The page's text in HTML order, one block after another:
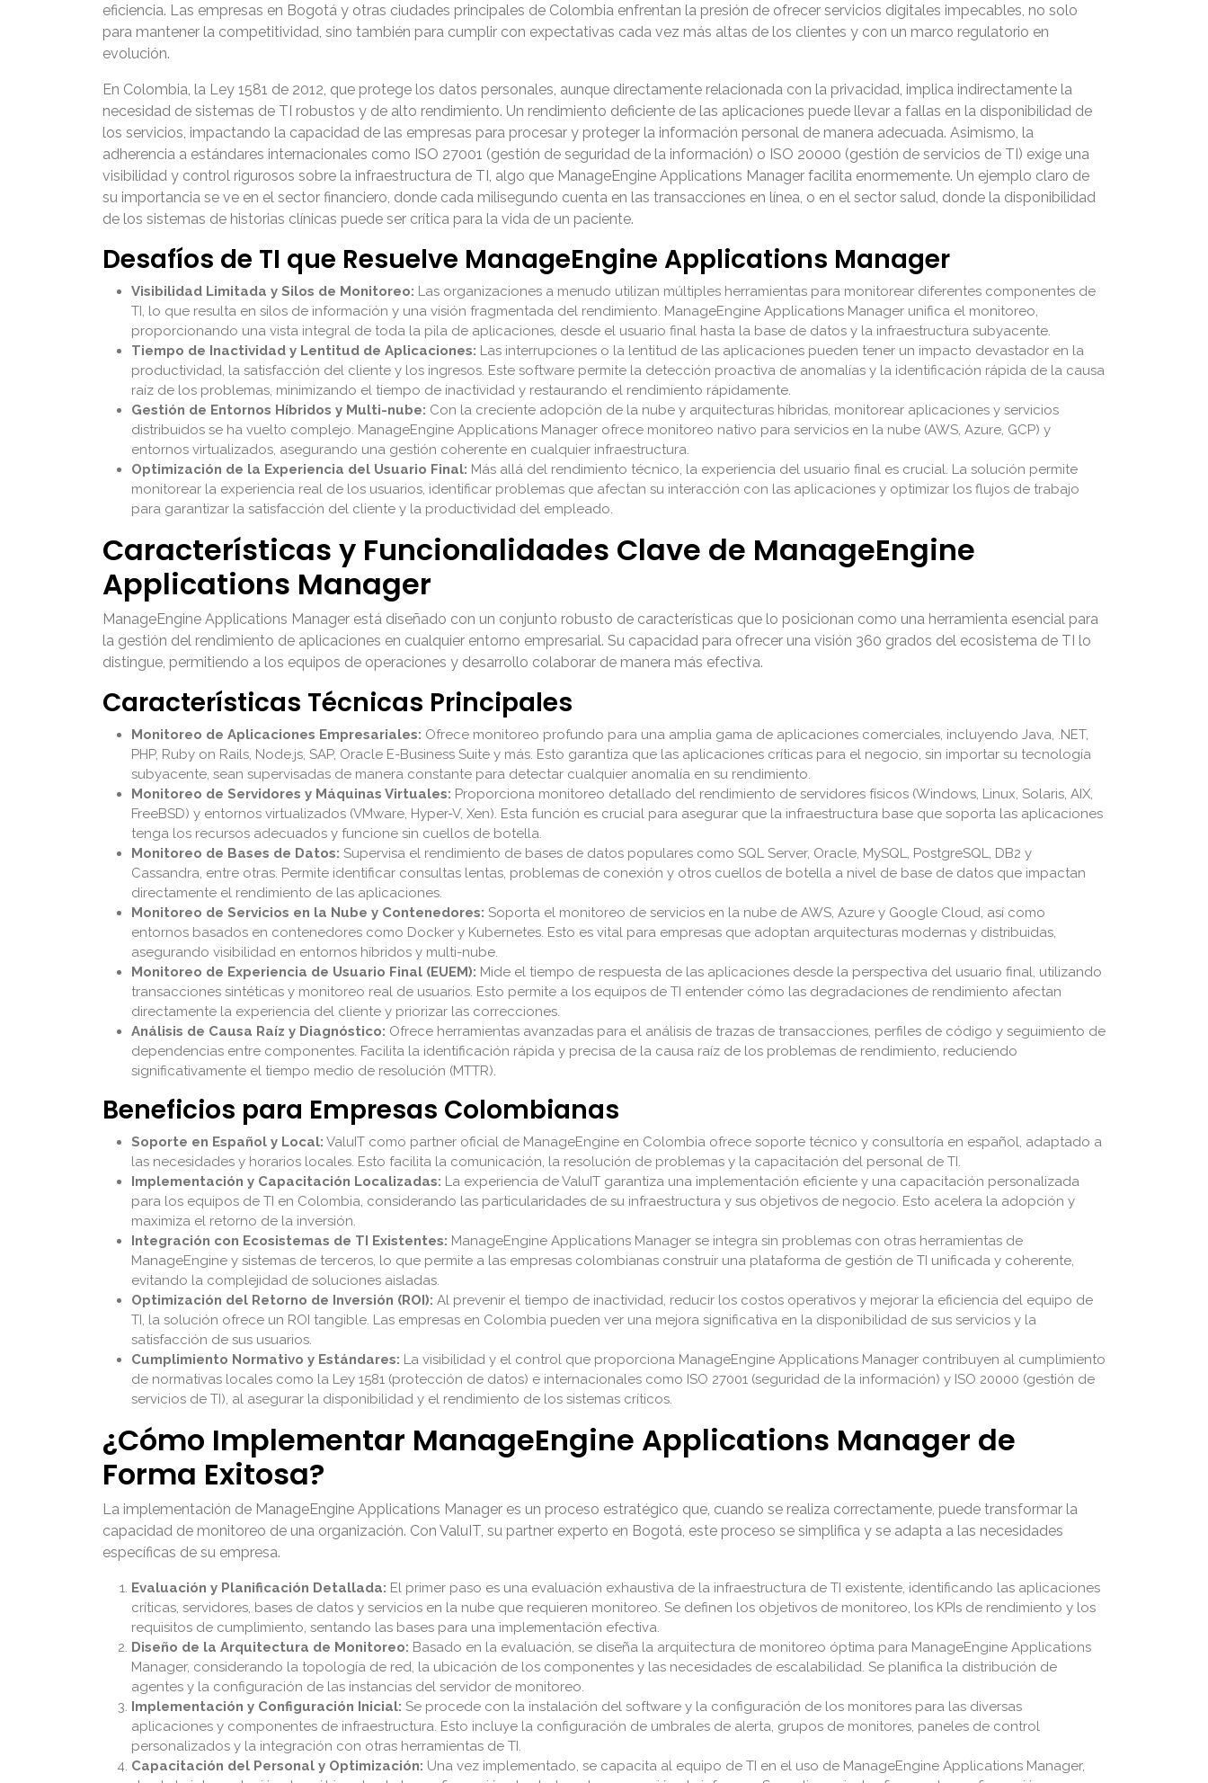
eficiencia. Las empresas en Bogotá y otras ciudades principales de Colombia enfrentan la presión de ofrecer servicios digitales impecables, no solo
para mantener la competitividad, sino también para cumplir con expectativas cada vez más altas de los clientes y con un marco regulatorio en
evolución.
En Colombia, la Ley 1581 de 2012, que protege los datos personales, aunque directamente relacionada con la privacidad, implica indirectamente la
necesidad de sistemas de TI robustos y de alto rendimiento. Un rendimiento deficiente de las aplicaciones puede llevar a fallas en la disponibilidad de
los servicios, impactando la capacidad de las empresas para procesar y proteger la información personal de manera adecuada. Asimismo, la
adherencia a estándares internacionales como ISO 27001 (gestión de seguridad de la información) o ISO 20000 (gestión de servicios de TI) exige una
visibilidad y control rigurosos sobre la infraestructura de TI, algo que ManageEngine Applications Manager facilita enormemente. Un ejemplo claro de
su importancia se ve en el sector financiero, donde cada milisegundo cuenta en las transacciones en línea, o en el sector salud, donde la disponibilidad
de los sistemas de historias clínicas puede ser crítica para la vida de un paciente.
Desafíos de TI que Resuelve ManageEngine Applications Manager
Visibilidad Limitada y Silos de Monitoreo: Las organizaciones a menudo utilizan múltiples herramientas para monitorear diferentes componentes de
TI, lo que resulta en silos de información y una visión fragmentada del rendimiento. ManageEngine Applications Manager unifica el monitoreo,
proporcionando una vista integral de toda la pila de aplicaciones, desde el usuario final hasta la base de datos y la infraestructura subyacente.
Tiempo de Inactividad y Lentitud de Aplicaciones: Las interrupciones o la lentitud de las aplicaciones pueden tener un impacto devastador en la
productividad, la satisfacción del cliente y los ingresos. Este software permite la detección proactiva de anomalías y la identificación rápida de la causa
raíz de los problemas, minimizando el tiempo de inactividad y restaurando el rendimiento rápidamente.
Gestión de Entornos Híbridos y Multi-nube: Con la creciente adopción de la nube y arquitecturas híbridas, monitorear aplicaciones y servicios
distribuidos se ha vuelto complejo. ManageEngine Applications Manager ofrece monitoreo nativo para servicios en la nube (AWS, Azure, GCP) y
entornos virtualizados, asegurando una gestión coherente en cualquier infraestructura.
Optimización de la Experiencia del Usuario Final: Más allá del rendimiento técnico, la experiencia del usuario final es crucial. La solución permite
monitorear la experiencia real de los usuarios, identificar problemas que afectan su interacción con las aplicaciones y optimizar los flujos de trabajo
para garantizar la satisfacción del cliente y la productividad del empleado.
Características y Funcionalidades Clave de ManageEngine
Applications Manager
ManageEngine Applications Manager está diseñado con un conjunto robusto de características que lo posicionan como una herramienta esencial para
la gestión del rendimiento de aplicaciones en cualquier entorno empresarial. Su capacidad para ofrecer una visión 360 grados del ecosistema de TI lo
distingue, permitiendo a los equipos de operaciones y desarrollo colaborar de manera más efectiva.
Características Técnicas Principales
Monitoreo de Aplicaciones Empresariales: Ofrece monitoreo profundo para una amplia gama de aplicaciones comerciales, incluyendo Java, .NET,
PHP, Ruby on Rails, Node.js, SAP, Oracle E-Business Suite y más. Esto garantiza que las aplicaciones críticas para el negocio, sin importar su tecnología
subyacente, sean supervisadas de manera constante para detectar cualquier anomalía en su rendimiento.
Monitoreo de Servidores y Máquinas Virtuales: Proporciona monitoreo detallado del rendimiento de servidores físicos (Windows, Linux, Solaris, AIX,
FreeBSD) y entornos virtualizados (VMware, Hyper-V, Xen). Esta función es crucial para asegurar que la infraestructura base que soporta las aplicaciones
tenga los recursos adecuados y funcione sin cuellos de botella.
Monitoreo de Bases de Datos: Supervisa el rendimiento de bases de datos populares como SQL Server, Oracle, MySQL, PostgreSQL, DB2 y
Cassandra, entre otras. Permite identificar consultas lentas, problemas de conexión y otros cuellos de botella a nivel de base de datos que impactan
directamente el rendimiento de las aplicaciones.
Monitoreo de Servicios en la Nube y Contenedores: Soporta el monitoreo de servicios en la nube de AWS, Azure y Google Cloud, así como
entornos basados en contenedores como Docker y Kubernetes. Esto es vital para empresas que adoptan arquitecturas modernas y distribuidas,
asegurando visibilidad en entornos híbridos y multi-nube.
Monitoreo de Experiencia de Usuario Final (EUEM): Mide el tiempo de respuesta de las aplicaciones desde la perspectiva del usuario final, utilizando
transacciones sintéticas y monitoreo real de usuarios. Esto permite a los equipos de TI entender cómo las degradaciones de rendimiento afectan
directamente la experiencia del cliente y priorizar las correcciones.
Análisis de Causa Raíz y Diagnóstico: Ofrece herramientas avanzadas para el análisis de trazas de transacciones, perfiles de código y seguimiento de
dependencias entre componentes. Facilita la identificación rápida y precisa de la causa raíz de los problemas de rendimiento, reduciendo
significativamente el tiempo medio de resolución (MTTR).
Beneficios para Empresas Colombianas
Soporte en Español y Local: ValuIT como partner oficial de ManageEngine en Colombia ofrece soporte técnico y consultoría en español, adaptado a
las necesidades y horarios locales. Esto facilita la comunicación, la resolución de problemas y la capacitación del personal de TI.
Implementación y Capacitación Localizadas: La experiencia de ValuIT garantiza una implementación eficiente y una capacitación personalizada
para los equipos de TI en Colombia, considerando las particularidades de su infraestructura y sus objetivos de negocio. Esto acelera la adopción y
maximiza el retorno de la inversión.
Integración con Ecosistemas de TI Existentes: ManageEngine Applications Manager se integra sin problemas con otras herramientas de
ManageEngine y sistemas de terceros, lo que permite a las empresas colombianas construir una plataforma de gestión de TI unificada y coherente,
evitando la complejidad de soluciones aisladas.
Optimización del Retorno de Inversión (ROI): Al prevenir el tiempo de inactividad, reducir los costos operativos y mejorar la eficiencia del equipo de
TI, la solución ofrece un ROI tangible. Las empresas en Colombia pueden ver una mejora significativa en la disponibilidad de sus servicios y la
satisfacción de sus usuarios.
Cumplimiento Normativo y Estándares: La visibilidad y el control que proporciona ManageEngine Applications Manager contribuyen al cumplimiento
de normativas locales como la Ley 1581 (protección de datos) e internacionales como ISO 27001 (seguridad de la información) y ISO 20000 (gestión de
servicios de TI), al asegurar la disponibilidad y el rendimiento de los sistemas críticos.
¿Cómo Implementar ManageEngine Applications Manager de
Forma Exitosa?
La implementación de ManageEngine Applications Manager es un proceso estratégico que, cuando se realiza correctamente, puede transformar la
capacidad de monitoreo de una organización. Con ValuIT, su partner experto en Bogotá, este proceso se simplifica y se adapta a las necesidades
específicas de su empresa.
Evaluación y Planificación Detallada: El primer paso es una evaluación exhaustiva de la infraestructura de TI existente, identificando las aplicaciones
críticas, servidores, bases de datos y servicios en la nube que requieren monitoreo. Se definen los objetivos de monitoreo, los KPIs de rendimiento y los
requisitos de cumplimiento, sentando las bases para una implementación efectiva.
Diseño de la Arquitectura de Monitoreo: Basado en la evaluación, se diseña la arquitectura de monitoreo óptima para ManageEngine Applications
Manager, considerando la topología de red, la ubicación de los componentes y las necesidades de escalabilidad. Se planifica la distribución de
agentes y la configuración de las instancias del servidor de monitoreo.
Implementación y Configuración Inicial: Se procede con la instalación del software y la configuración de los monitores para las diversas
aplicaciones y componentes de infraestructura. Esto incluye la configuración de umbrales de alerta, grupos de monitores, paneles de control
personalizados y la integración con otras herramientas de TI.
Capacitación del Personal y Optimización: Una vez implementado, se capacita al equipo de TI en el uso de ManageEngine Applications Manager,